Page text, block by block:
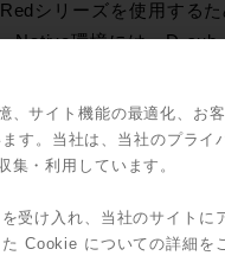
シリーズを使用する
Native環境には、D-
ぞれ目的に合ったプレ
クより特設ページをご覧
& Red8Pre プロモー
サイト機能の最適化、お
す。当社は、当社のプライ
・利用しています。
受け入れ、当社のサイトに
Cookie についての詳細を